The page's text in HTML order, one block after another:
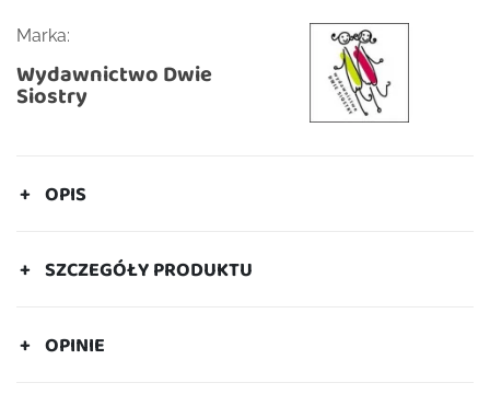
Marka:
Wydawnictwo Dwie
Siostry
OPIS
SZCZEGÓŁY PRODUKTU
OPINIE